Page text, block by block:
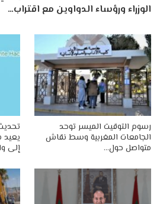
الوزراء ورؤساء الدواوين مع اقتراب…
رسوم التوقيت الميسر توحد
الجامعات المغربية وسط نقاش
متواصل حول…
يعيد
إلى